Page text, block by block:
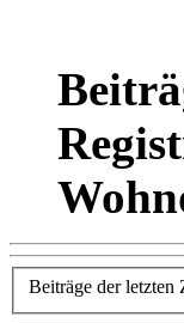
Beiträge der letzten